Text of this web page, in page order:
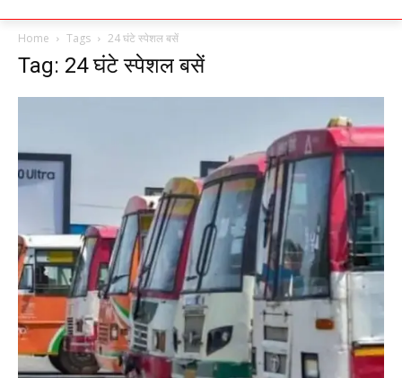
Home Tags 24 घंटे स्पेशल बसें
Tag: 24 घंटे स्पेशल बसें